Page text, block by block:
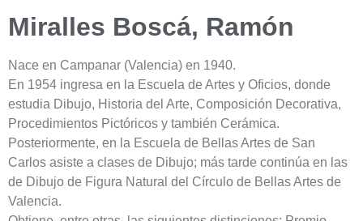
Miralles Boscá, Ramón
Nace en Campanar (Valencia) en 1940.
En 1954 ingresa en la Escuela de Artes y Oficios, donde
estudia Dibujo, Historia del Arte, Composición Decorativa,
Procedimientos Pictóricos y también Cerámica.
Posteriormente, en la Escuela de Bellas Artes de San
Carlos asiste a clases de Dibujo; más tarde continúa en las
de Dibujo de Figura Natural del Círculo de Bellas Artes de
Valencia.